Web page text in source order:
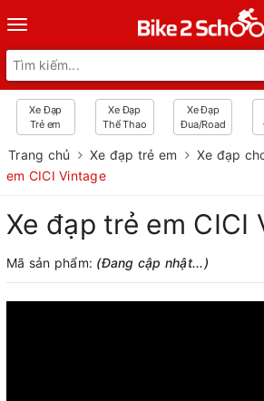
Toggle
navigation
Xe Đạp
Trẻ em
Xe Đạp
Thể Thao
Xe Đạp
Đua/Road
Trang chủ Xe đạp trẻ em Xe đạp
em CICI Vintage
Xe đạp trẻ em CICI
Mã sản phẩm: (Đang cập nhật...)